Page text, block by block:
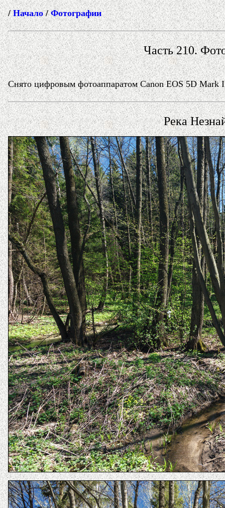
/Начало/Фотографии
Часть 210.
Снято цифровым фотоаппаратом Canon EOS 5D Mark
Река